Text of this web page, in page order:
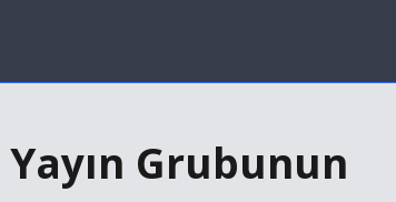
Grubunun